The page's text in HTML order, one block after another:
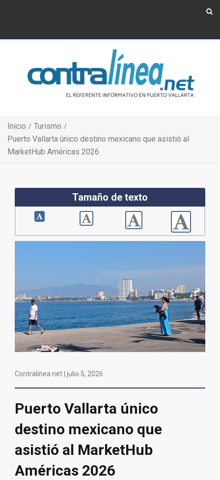
Inicio
Turismo
Puerto Vallarta único destino mexicano que asistió al
MarketHub Américas 2026
Tamaño de texto
Contralinea net | julio 5, 2026
Puerto Vallarta único
destino mexicano que
asistió al MarketHub
Américas 2026